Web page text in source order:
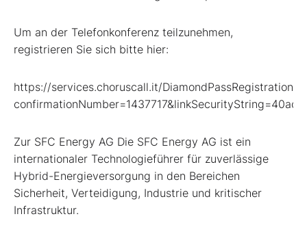
Um an der Telefonkonferenz teilzunehmen,
registrieren Sie sich bitte hier:
https://services.choruscall.it/DiamondPassRegistration/
Zur SFC Energy AG Die SFC Energy AG ist ein
internationaler Technologieführer für zuverlässige
Hybrid-Energieversorgung in den Bereichen
Sicherheit, Verteidigung, Industrie und kritischer
Infrastruktur.